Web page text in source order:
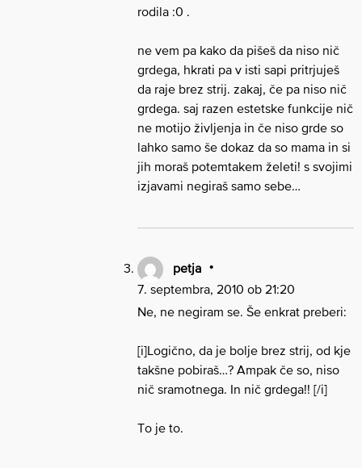
rodila :0 .
ne vem pa kako da pišeš da niso nič
grdega, hkrati pa v isti sapi pritrjuješ
da raje brez strij. zakaj, če pa niso nič
grdega. saj razen estetske funkcije nič
ne motijo življenja in če niso grde so
lahko samo še dokaz da so mama in si
jih moraš potemtakem želeti! s svojimi
izjavami negiraš samo sebe…
petja
7. septembra, 2010 ob 21:20
Ne, ne negiram se. Še enkrat preberi:
[i]Logično, da je bolje brez strij, od kje
takšne pobiraš…? Ampak če so, niso
nič sramotnega. In nič grdega!! [/i]
To je to.